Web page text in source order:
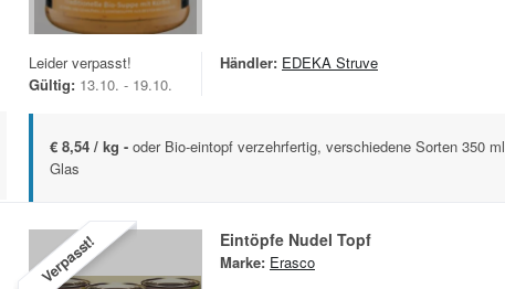
Leider verpasst!
Gültig: 13.10. - 19.10.
Händler: EDEKA Struve
€ 8,54 / kg - oder Bio-eintopf verzehrfertig, verschiedene Sorten 350 ml
Glas
Verpasst! Eintöpfe Nudel Topf
Marke: Erasco